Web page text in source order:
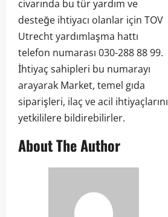
civarında bu tür yardım ve
desteğe ihtiyacı olanlar için TOV
Utrecht yardımlaşma hattı
telefon numarası 030-288 88 99.
İhtiyaç sahipleri bu numarayı
arayarak Market, temel gıda
siparişleri, ilaç ve acil ihtiyaçlarını
yetkililere bildirebilirler.
About The Author